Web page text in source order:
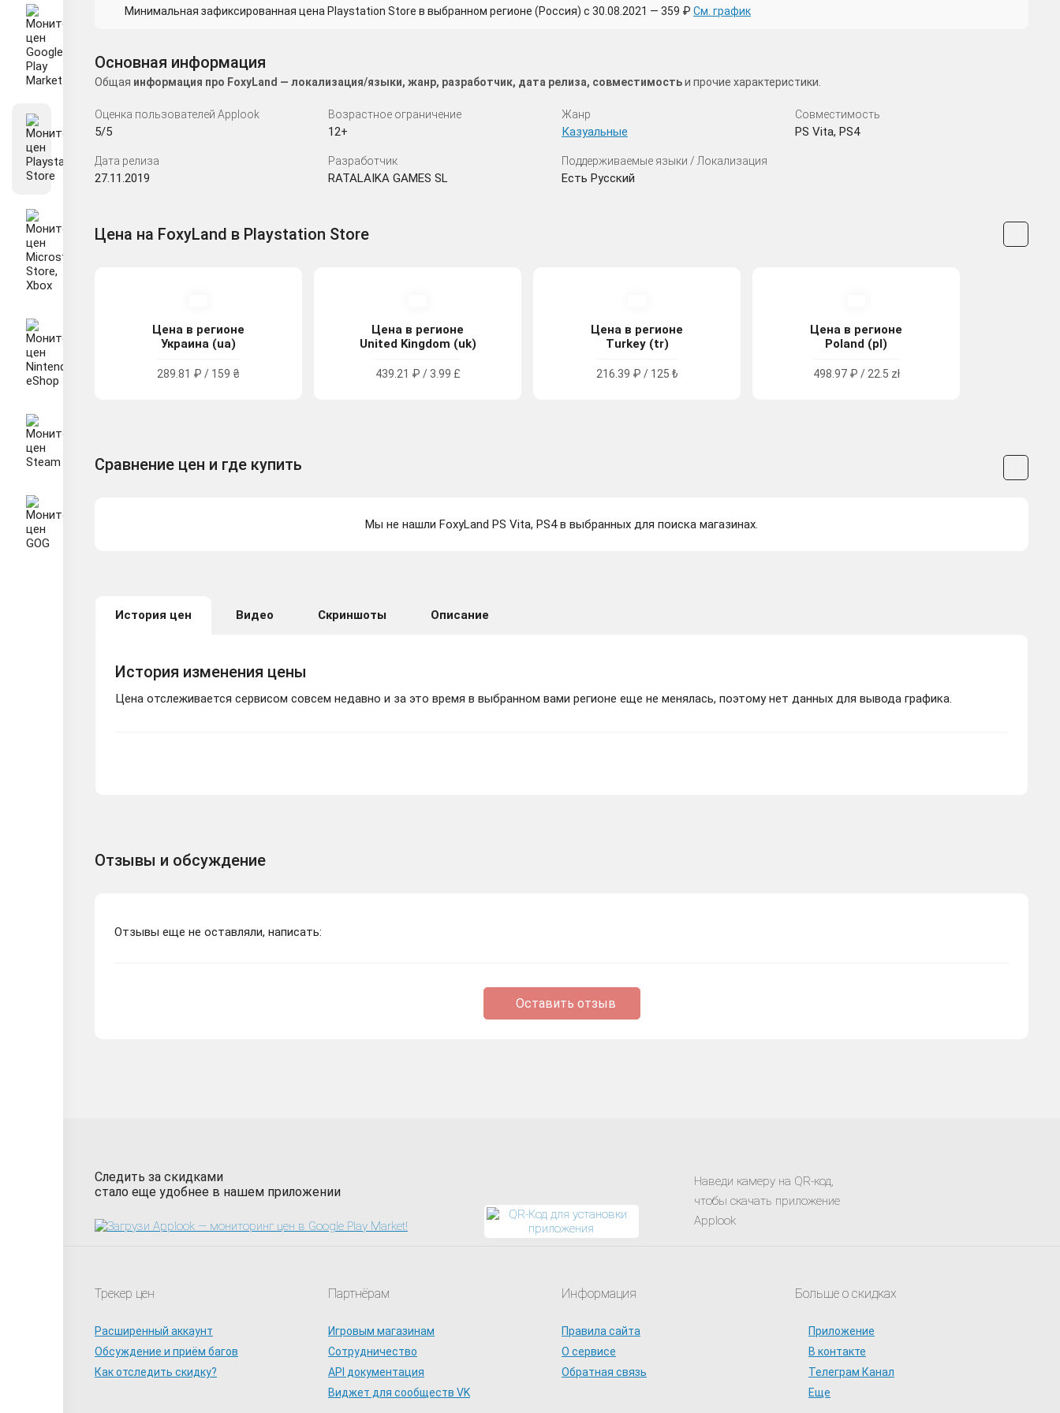
Минимальная зафиксированная цена Playstation Store в выбранном регионе (Россия) с 30.08.2021 — 359 ₽ См. график
Основная информация
Общая информация про FoxyLand — локализация/языки, жанр, разработчик, дата релиза, совместимостьи прочие характеристики.
Оценка пользователей Applook
5/5
Возрастное ограничение
12+
Жанр
Казуальные
Совместимость
PS Vita, PS4
Дата релиза
27.11.2019
Разработчик
RATALAIKA GAMES SL
Поддерживаемые языки / Локализация
Есть Русский
Цена на FoxyLand в Playstation Store
Цена в регионе
Украина (ua)
289.81 ₽ / 159 ₴
Цена в регионе
United Kingdom (uk)
439.21 ₽ / 3.99 £
Цена в регионе
Turkey (tr)
216.39 ₽ / 125 ₺
Цена в регионе
Poland (pl)
498.97 ₽ / 22.5 zł
Сравнение цен и где купить
Мы не нашли FoxyLand PS Vita, PS4 в выбранных для поиска магазинах.
История цен Видео Скриншоты Описание
История изменения цены
Цена отслеживается сервисом совсем недавно и за это время в выбранном вами регионе еще не менялась, поэтому нет данных для вывода графика.
Отзывы и обсуждение
Отзывы еще не оставляли, написать:
Оставить отзыв
Следить за скидками
стало еще удобнее в нашем приложении
Наведи камеру на QR-код,
чтобы скачать приложение
Applook
Трекер цен
Расширенный аккаунт
Обсуждение и приём багов
Как отследить скидку?
Партнёрам
Игровым магазинам
Сотрудничество
API документация
Виджет для сообществ VK
Информация
Правила сайта
О сервисе
Обратная связь
Больше о скидках
Приложение
В контакте
Телеграм Канал
Еще